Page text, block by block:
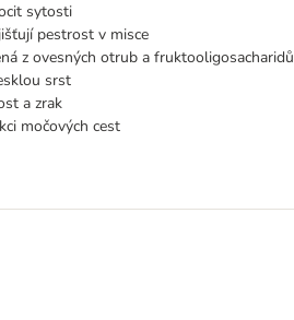
sytosti
pestrost v misce
z ovesných otrub a fruktooligosacharidů
srst
a zrak
močových cest